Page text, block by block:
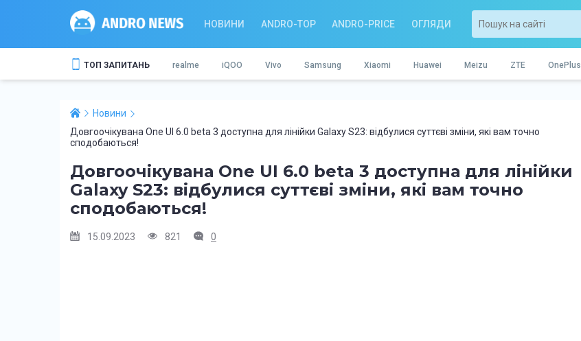
НОВИНИ ANDRO-TOP ANDRO-PRICE ОГЛЯДИ
ТОП ЗАПИТАНЬ realme iQOO Vivo Samsung Xiaomi Huawei Meizu ZTE OnePlus
Новини
Довгоочікувана One UI 6.0 beta 3 доступна для лінійки Galaxy S23: відбулися суттєві зміни, які вам точно
сподобаються!
Довгоочікувана One UI 6.0 beta 3 доступна для лінійки
Galaxy S23: відбулися суттєві зміни, які вам точно
сподобаються!
15.09.2023 821 0